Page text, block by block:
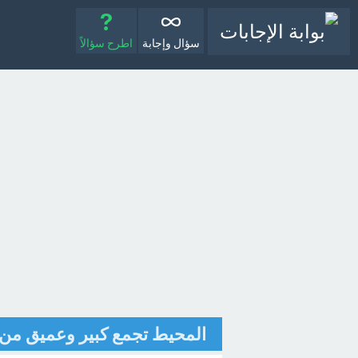
سؤال وإجابة اطرح سؤالاً
المحيط تجمع كبير وعميق